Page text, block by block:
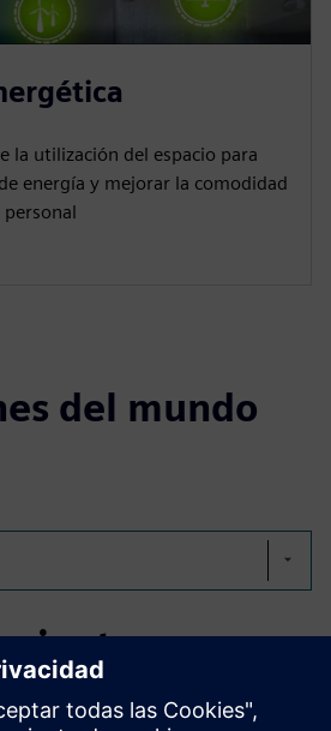
la utilización del espacio para
energía y mejorar la comodidad
personal
del mundo
y